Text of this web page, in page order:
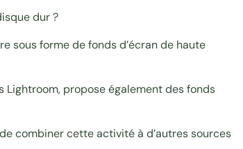
dur ?
sous forme de fonds d’écran de haute
Lightroom, propose également desfonds
combiner cette activité à d’autres sources